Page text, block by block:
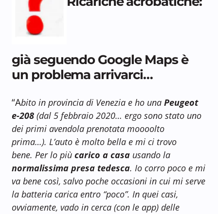
già seguendo Google Maps è
un problema arrivarci…
“Abito in provincia di Venezia e ho una Peugeot
e-208 (dal 5 febbraio 2020… ergo sono stato uno
dei primi avendola prenotata moooolto
prima…). L’auto è molto bella e mi ci trovo
bene. Per lo più carico a casa usando la
normalissima presa tedesca. Io corro poco e mi
va bene così, salvo poche occasioni in cui mi serve
la batteria carica entro “poco”. In quei casi,
ovviamente, vado in cerca (con le app) delle